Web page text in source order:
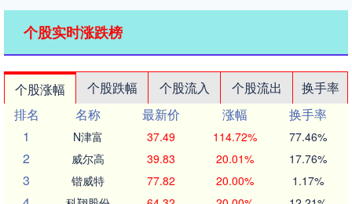
个股实时涨跌榜
个股涨幅 个股跌幅 个股流入 个股流出
换手率
排名
名称 最新价 涨幅
换手率
1
N津富 37.49 114.72% 77.46%
2 威尔高 39.83 20.01% 17.76%
3 锴威特 77.82 20.00% 1.17%